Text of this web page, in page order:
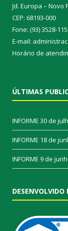
Jd. Europa – Novo
CEP: 68193-000
Fone: (93) 3528-
E-mail:
Horário de
ÚLTIMAS
INFORME 30 de
INFORME 18 de
INFORME 9 de
DESENVOLVIDO